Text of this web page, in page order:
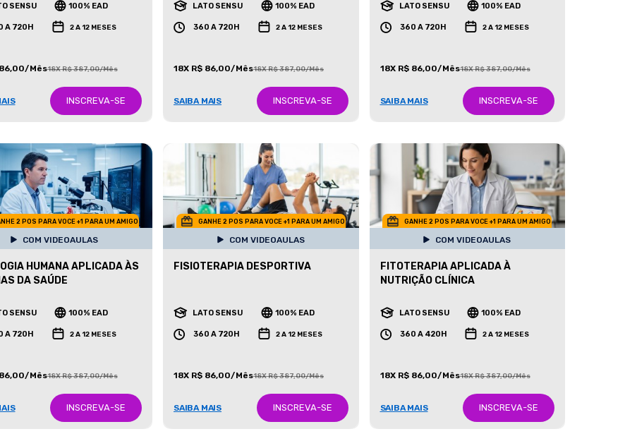
SENSU 100% EAD
A 720H 2 A 12 MESES
86,00/Mês18X R$ 387,00/Mês
INSCREVA-SE
LATO SENSU 100% EAD
360 A 720H 2 A 12 MESES
18X R$ 86,00/Mês18X R$ 387,00/Mês
SAIBA MAIS INSCREVA-SE
LATO SENSU 100% EAD
360 A 720H 2 A 12 MESES
18X R$ 86,00/Mês18X R$ 387,00/Mês
SAIBA MAIS INSCREVA-SE
2 POS PARA VOCE +1 PARA UM AMIGO
COM VIDEOAULAS
HUMANA APLICADA ÀS
DA SAÚDE
SENSU 100% EAD
A 720H 2 A 12 MESES
86,00/Mês18X R$ 387,00/Mês
INSCREVA-SE
GANHE 2 POS PARA VOCE +1 PARA UM AMIGO
COM VIDEOAULAS
FISIOTERAPIA DESPORTIVA
LATO SENSU 100% EAD
360 A 720H 2 A 12 MESES
18X R$ 86,00/Mês18X R$ 387,00/Mês
SAIBA MAIS INSCREVA-SE
GANHE 2 POS PARA VOCE +1 PARA UM AMIGO
COM VIDEOAULAS
FITOTERAPIA APLICADA À
NUTRIÇÃO CLÍNICA
LATO SENSU 100% EAD
360 A 420H 2 A 12 MESES
18X R$ 86,00/Mês18X R$ 387,00/Mês
SAIBA MAIS INSCREVA-SE